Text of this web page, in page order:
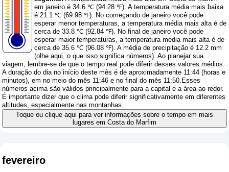
em janeiro é 34.6 ℃ (94.28 ℉). A temperatura média mais baixa
é 21.1 ℃ (69.98 ℉). No começando de janeiro você pode
esperar menor temperaturas, a temperatura média mais alta é de
cerca de 33.8 ℃ (92.84 ℉). No final de janeiro você pode
esperar maior temperaturas, a temperatura média mais alta é de
cerca de 35.6 ℃ (96.08 ℉). A média de precipitação é 12.2 mm
(olhe aqui, o que isso significa números). Ao planejar sua
viagem, lembre-se de que o tempo real pode diferir desses valores médios.
A duração do dia no início deste mês é de aproximadamente 11:44 (horas e
minutos), em no meio do mês 11:46 e no final do mês 11:50.Esses
números acima são válidos principalmente para a capital e a área ao redor.
É importante dizer que o clima pode diferir significativamente em diferentes
altitudes, especialmente nas montanhas.
Toque ou clique aqui para ver informações sobre o tempo em mais
lugares em Costa do Marfim
fevereiro